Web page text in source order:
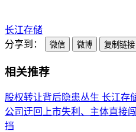
长江存储
分享到：
微信 微博 复制链接
相关推荐
股权转让背后隐患丛生 长江存
公司迂回上市失利、主体直接
挡